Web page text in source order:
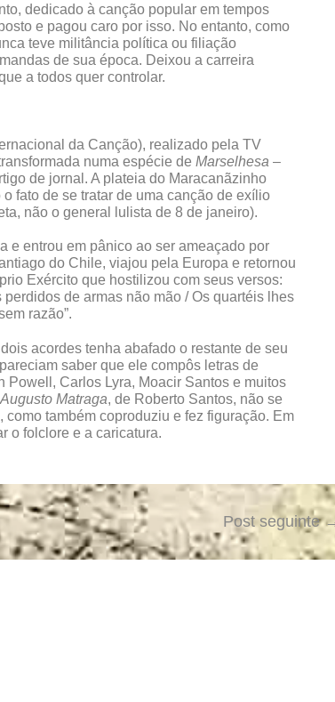
dedicado à canção popular em tempos
e pagou caro por isso. No entanto, como
teve militância política ou filiação
de sua época. Deixou a carreira
a todos quer controlar.
da Canção), realizado pela TV
numa espécie de Marselhesa –
de jornal. A plateia do Maracanãzinho
fato de se tratar de uma canção de exílio
não o general lulista de 8 de janeiro).
e entrou em pânico ao ser ameaçado por
do Chile, viajou pela Europa e retornou
Exército que hostilizou com seus versos:
de armas não mão / Os quartéis lhes
razão”.
acordes tenha abafado o restante de seu
saber que ele compôs letras de
Carlos Lyra, Moacir Santos e muitos
Matraga, de Roberto Santos, não se
também coproduziu e fez figuração. Em
o folclore e a caricatura.
Post seguinte